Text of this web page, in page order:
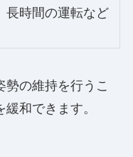
長時間の運転など
の維持を行うこ
和できます。